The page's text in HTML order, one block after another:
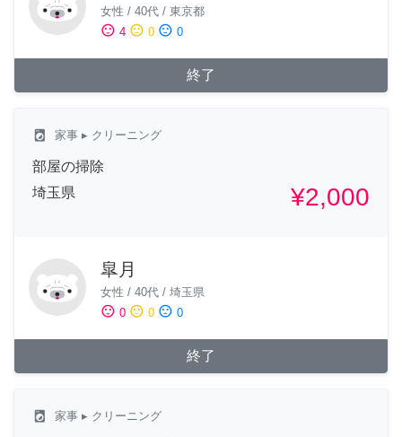
女性 / 40代 / 東京都
sentiment_satisfied 4 sentiment_neutral 0 sentiment_dissatisfied 0
終了
local_laundry_service 家事 ▸ クリーニング
部屋の掃除
埼玉県
¥2,000
皐月
女性 / 40代 / 埼玉県
sentiment_satisfied 0 sentiment_neutral 0 sentiment_dissatisfied 0
終了
local_laundry_service 家事 ▸ クリーニング